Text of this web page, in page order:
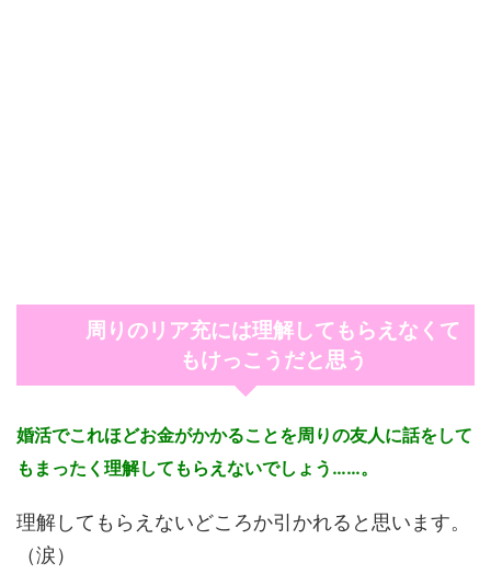
周りのリア充には理解してもらえなくて
もけっこうだと思う
婚活でこれほどお金がかかることを周りの友人に話をして
もまったく理解してもらえないでしょう……。
理解してもらえないどころか引かれると思います。
（涙）